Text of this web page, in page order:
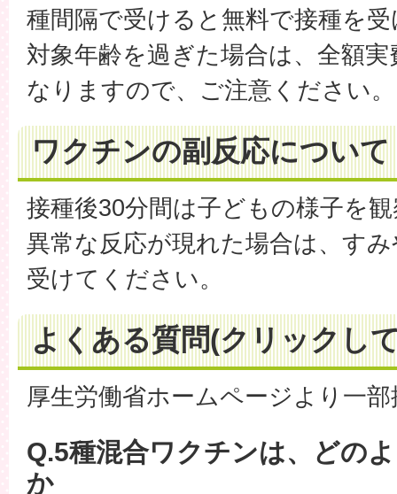
種間隔で受けると無料で接種を
対象年齢を過ぎた場合は、全額
なりますので、ご注意ください。
ワクチンの副反応について
接種後30分間は子どもの様子を
異常な反応が現れた場合は、す
受けてください。
よくある質問(クリックし
厚生労働省ホームページより一部
Q.5種混合ワクチンは、どの
か